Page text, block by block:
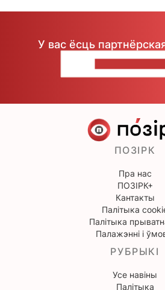
У вас ёсць
ПОЗІРК
Пра нас
ПОЗІРК+
Кантакты
Палітыка
Палітыка
Палажэнні і
РУБРЫКІ
Усе навіны
Палітыка